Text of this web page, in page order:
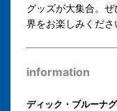
グッズが大集合。
界をお楽しみくださ
information
ディック・ブルーナ